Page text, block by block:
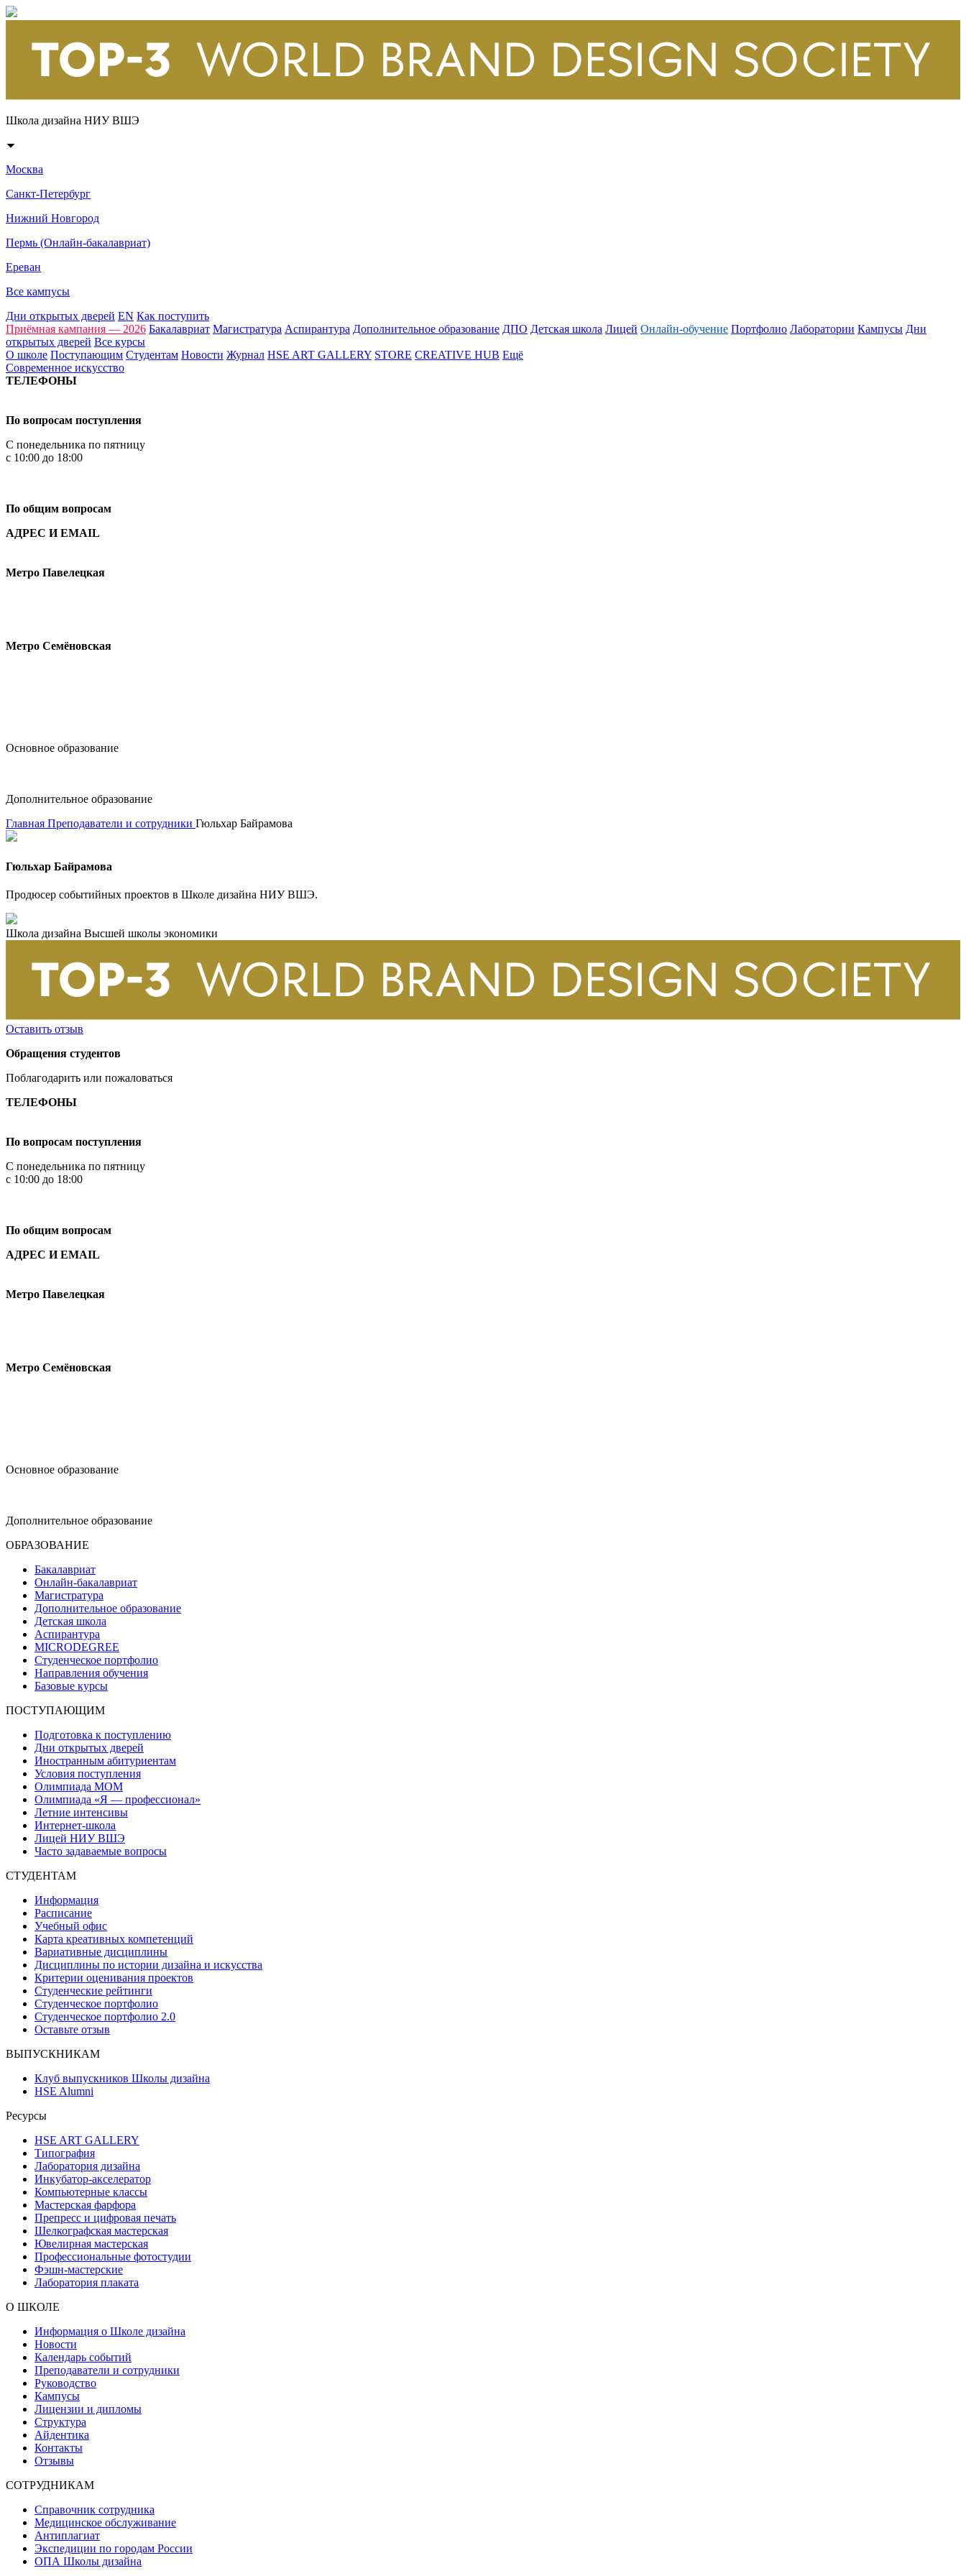
Школа дизайна НИУ ВШЭ
Москва
Санкт-Петербург
Нижний Новгород
Пермь (Онлайн-бакалавриат)
Ереван
Все кампусы
Дни открытых дверей EN Как поступить
Приёмная кампания — 2026 Бакалавриат Магистратура Аспирантура Дополнительное образование ДПО Детская школа Лицей Онлайн-обучение Портфолио Лаборатории Кампусы Дни
открытых дверей Все курсы
О школе Поступающим Студентам Новости Журнал HSE ART GALLERY STORE CREATIVE HUB Ещё
Современное искусство
ТЕЛЕФОНЫ
По вопросам поступления
С понедельника по пятницу
с 10:00 до 18:00
По общим вопросам
АДРЕС И EMAIL
Метро Павелецкая
Метро Семёновская
Основное образование
Дополнительное образование
Главная Преподаватели и сотрудники Гюльхар Байрамова
Гюльхар Байрамова
Продюсер событийных проектов в Школе дизайна НИУ ВШЭ.
Школа дизайна Высшей школы экономики
Оставить отзыв
Обращения студентов
Поблагодарить или пожаловаться
ТЕЛЕФОНЫ
По вопросам поступления
С понедельника по пятницу
с 10:00 до 18:00
По общим вопросам
АДРЕС И EMAIL
Метро Павелецкая
Метро Семёновская
Основное образование
Дополнительное образование
ОБРАЗОВАНИЕ
Бакалавриат
Онлайн-бакалавриат
Магистратура
Дополнительное образование
Детская школа
Аспирантура
MICRODEGREE
Студенческое портфолио
Направления обучения
Базовые курсы
ПОСТУПАЮЩИМ
Подготовка к поступлению
Дни открытых дверей
Иностранным абитуриентам
Условия поступления
Олимпиада МОМ
Олимпиада «Я — профессионал»
Летние интенсивы
Интернет-школа
Лицей НИУ ВШЭ
Часто задаваемые вопросы
СТУДЕНТАМ
Информация
Расписание
Учебный офис
Карта креативных компетенций
Вариативные дисциплины
Дисциплины по истории дизайна и искусства
Критерии оценивания проектов
Студенческие рейтинги
Студенческое портфолио
Студенческое портфолио 2.0
Оставьте отзыв
ВЫПУСКНИКАМ
Клуб выпускников Школы дизайна
HSE Alumni
Ресурсы
HSE ART GALLERY
Типография
Лаборатория дизайна
Инкубатор-акселератор
Компьютерные классы
Мастерская фарфора
Препресс и цифровая печать
Шелкографская мастерская
Ювелирная мастерская
Профессиональные фотостудии
Фэшн-мастерские
Лаборатория плаката
О ШКОЛЕ
Информация о Школе дизайна
Новости
Календарь событий
Преподаватели и сотрудники
Руководство
Кампусы
Лицензии и дипломы
Структура
Айдентика
Контакты
Отзывы
СОТРУДНИКАМ
Справочник сотрудника
Медицинское обслуживание
Антиплагиат
Экспедиции по городам России
ОПА Школы дизайна